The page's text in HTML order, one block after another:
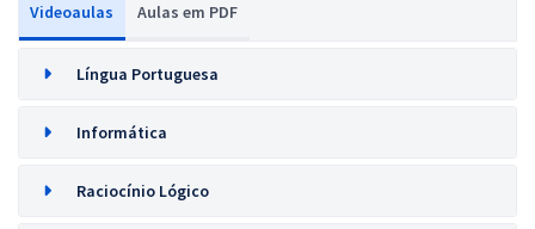
Videoaulas Aulas em PDF
Língua Portuguesa
Informática
Raciocínio Lógico